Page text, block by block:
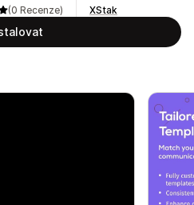
(0 Recenze)
XStak